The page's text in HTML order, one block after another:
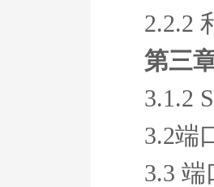
2.2.2
第三
3.1.2
3.2端
3.3